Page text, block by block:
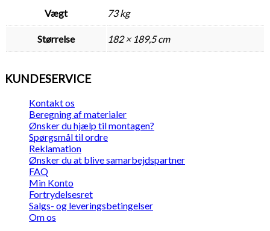
Vægt 73 kg
Størrelse 182 × 189,5 cm
KUNDESERVICE
Kontakt os
Beregning af materialer
Ønsker du hjælp til montagen?
Spørgsmål til ordre
Reklamation
Ønsker du at blive samarbejdspartner
FAQ
Min Konto
Fortrydelsesret
Salgs- og leveringsbetingelser
Om os